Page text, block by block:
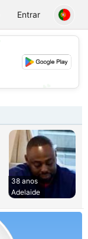
Entrar
38 anos
Adelaide